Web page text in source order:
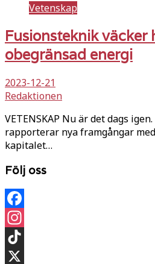
Vetenskap
Fusionsteknik väcker
obegränsad energi
2023-12-21
Redaktionen
VETENSKAP Nu är det dags
rapporterar nya framgångar
kapitalet…
Följ oss
Facebook
Instagram
TikTok